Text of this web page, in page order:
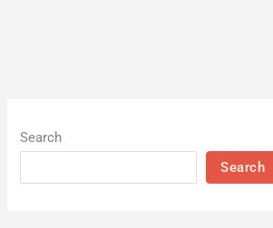
Search
Search